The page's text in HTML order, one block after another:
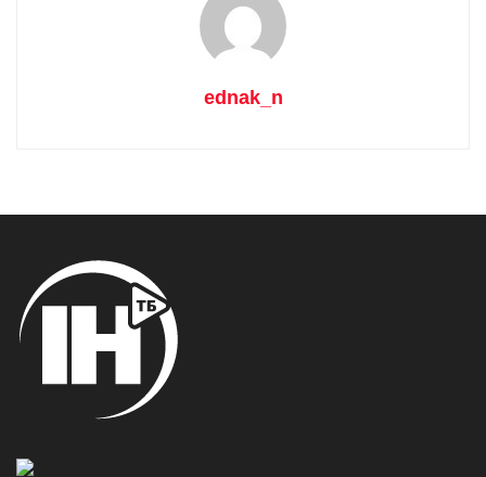
ednak_n